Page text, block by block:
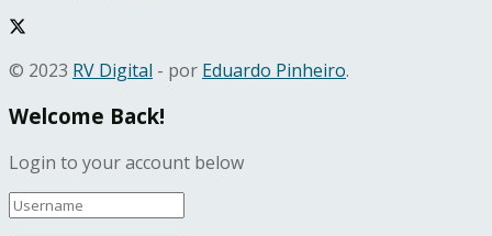
© 2023 RV Digital - por Eduardo Pinheiro.
Welcome Back!
Login to your account below